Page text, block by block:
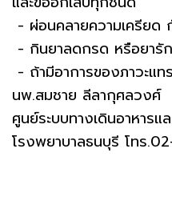
- ผ่อนคลายความเครีย
- กินยาลดกรด หรือยารัก
- ถ้ามีอาการของภาวะแ
นพ.สมชาย ลีลากุศลวงศ์
ศูนย์ระบบทางเดินอาหารแ
โรงพยาบาลธนบุรี โทร